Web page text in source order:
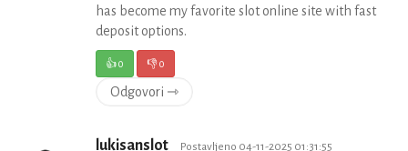
has become my favorite slot online site with fast
deposit options.
👍0 👎0
Odgovori ⇾
lukisanslot Postavljeno 04-11-2025 01:31:55